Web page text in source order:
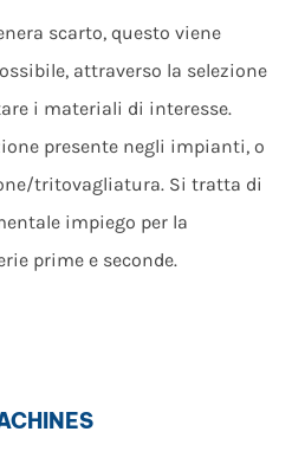
scarto, questo viene
attraverso la selezione
i materiali di interesse.
presente negli impianti, o
tritovagliatura. Si tratta di
impiego per la
prime e seconde.